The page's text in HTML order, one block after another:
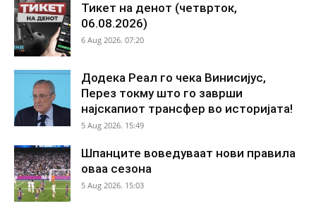
Тикет на денот (четврток,
06.08.2026)
6 Aug 2026. 07:20
Додека Реал го чека Винисијус,
Перез токму што го заврши
најскапиот трансфер во историјата!
5 Aug 2026. 15:49
Шпанците воведуваат нови правила
оваа сезона
5 Aug 2026. 15:03